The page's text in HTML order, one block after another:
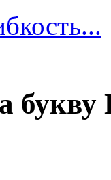
букву